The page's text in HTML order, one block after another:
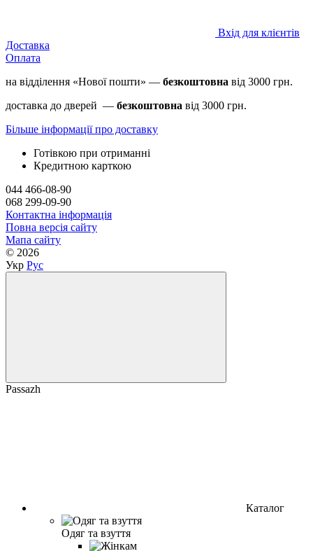
Вхід для клієнтів
Доставка
Оплата
на відділення «Нової пошти» — безкоштовна від 3000 грн.
доставка до дверей — безкоштовна від 3000 грн.
Більше інформації про доставку
Готівкою при отриманні
Кредитною карткою
044 466-08-90
068 299-09-90
Контактна інформація
Повна версія сайту
Мапа сайту
© 2026
Укр Рус
Passazh
Каталог
Одяг та взуття